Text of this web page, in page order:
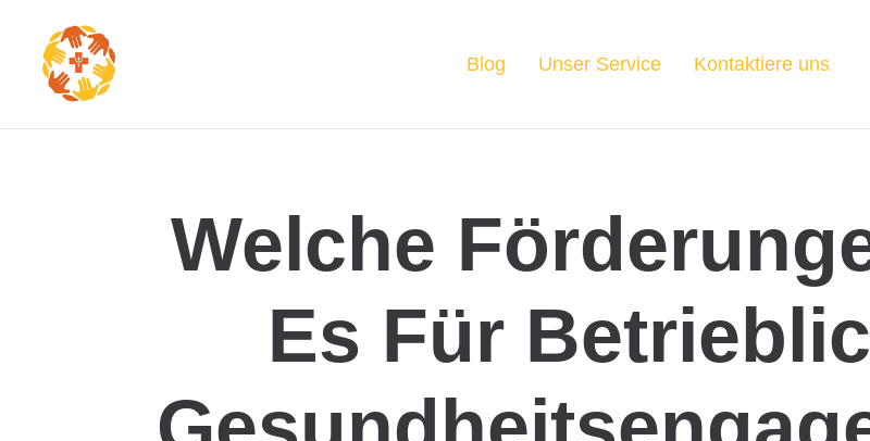
Blog Unser Service Kontaktiere uns
Welche
Es Für